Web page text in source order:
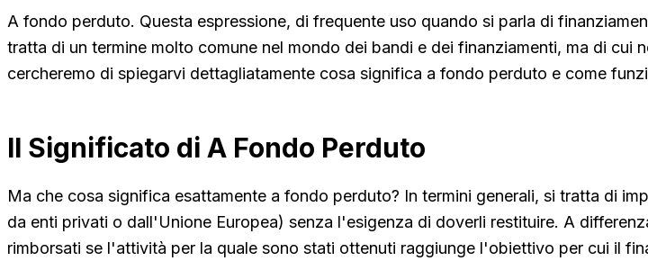
A fondo perduto. Questa espressione, di frequente uso quando si parla di
tratta di un termine molto comune nel mondo dei bandi e dei finanziamenti, ma di
cercheremo di spiegarvi dettagliatamente cosa significa a fondo perduto e come
Il Significato di A Fondo Perduto
Ma che cosa significa esattamente a fondo perduto? In termini generali, si tratta di
da enti privati o dall'Unione Europea) senza l'esigenza di doverli restituire. A
rimborsati se l'attività per la quale sono stati ottenuti raggiunge l'obiettivo per cui il